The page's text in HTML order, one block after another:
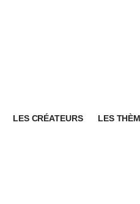
LES CRÉATEURS LES